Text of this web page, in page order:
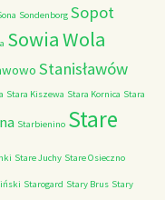
Sondenborg Sopot
Sowia Wola
Stanisławów
Stara Kiszewa Stara Kornica Stara
Starbienino Stare
Stare Juchy Stare Osieczno
Starogard Stary Brus Stary